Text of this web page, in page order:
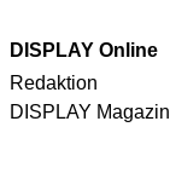
DISPLAY Online
Redaktion
DISPLAY Magazin